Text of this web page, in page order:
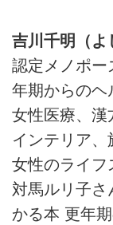
吉川千明（よ
認定メノポー
年期からのヘ
女性医療、漢
インテリア
女性のライフ
対馬ルリ子さ
かる本 更年